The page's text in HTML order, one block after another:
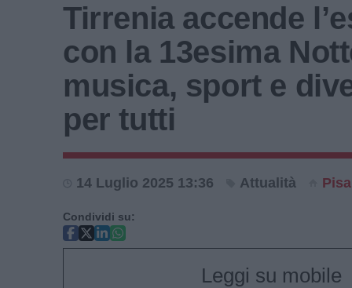
Tirrenia accende
con la 13esima
musica, sport e
per tutti
14 Luglio 2025 13:36 Attualità Pisa
Condividi su:
Leggi su mobile